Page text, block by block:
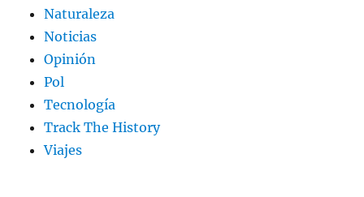
Naturaleza
Noticias
Opinión
Pol
Tecnología
Track The History
Viajes